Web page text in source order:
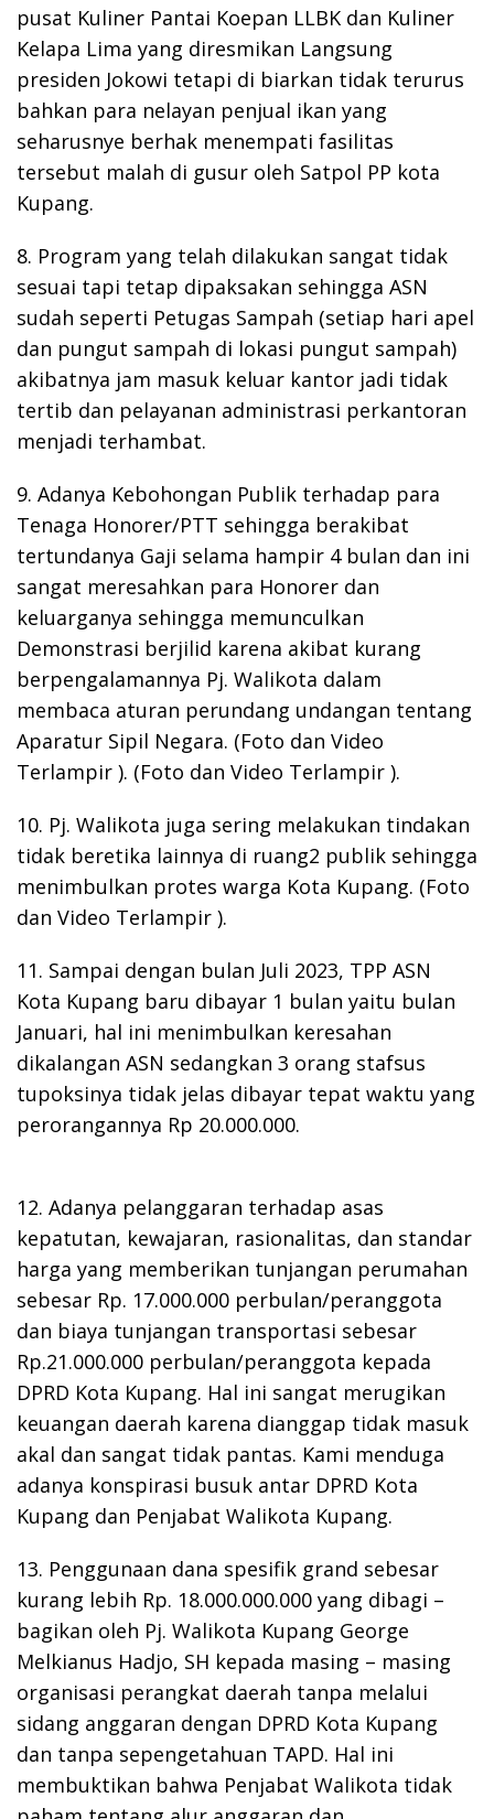
pusat Kuliner Pantai Koepan LLBK dan Kuliner
Kelapa Lima yang diresmikan Langsung
presiden Jokowi tetapi di biarkan tidak terurus
bahkan para nelayan penjual ikan yang
seharusnye berhak menempati fasilitas
tersebut malah di gusur oleh Satpol PP kota
Kupang.
8. Program yang telah dilakukan sangat tidak
sesuai tapi tetap dipaksakan sehingga ASN
sudah seperti Petugas Sampah (setiap hari apel
dan pungut sampah di lokasi pungut sampah)
akibatnya jam masuk keluar kantor jadi tidak
tertib dan pelayanan administrasi perkantoran
menjadi terhambat.
9. Adanya Kebohongan Publik terhadap para
Tenaga Honorer/PTT sehingga berakibat
tertundanya Gaji selama hampir 4 bulan dan ini
sangat meresahkan para Honorer dan
keluarganya sehingga memunculkan
Demonstrasi berjilid karena akibat kurang
berpengalamannya Pj. Walikota dalam
membaca aturan perundang undangan tentang
Aparatur Sipil Negara. (Foto dan Video
Terlampir ). (Foto dan Video Terlampir ).
10. Pj. Walikota juga sering melakukan tindakan
tidak beretika lainnya di ruang2 publik sehingga
menimbulkan protes warga Kota Kupang. (Foto
dan Video Terlampir ).
11. Sampai dengan bulan Juli 2023, TPP ASN
Kota Kupang baru dibayar 1 bulan yaitu bulan
Januari, hal ini menimbulkan keresahan
dikalangan ASN sedangkan 3 orang stafsus
tupoksinya tidak jelas dibayar tepat waktu yang
perorangannya Rp 20.000.000.
12. Adanya pelanggaran terhadap asas
kepatutan, kewajaran, rasionalitas, dan standar
harga yang memberikan tunjangan perumahan
sebesar Rp. 17.000.000 perbulan/peranggota
dan biaya tunjangan transportasi sebesar
Rp.21.000.000 perbulan/peranggota kepada
DPRD Kota Kupang. Hal ini sangat merugikan
keuangan daerah karena dianggap tidak masuk
akal dan sangat tidak pantas. Kami menduga
adanya konspirasi busuk antar DPRD Kota
Kupang dan Penjabat Walikota Kupang.
13. Penggunaan dana spesifik grand sebesar
kurang lebih Rp. 18.000.000.000 yang dibagi –
bagikan oleh Pj. Walikota Kupang George
Melkianus Hadjo, SH kepada masing – masing
organisasi perangkat daerah tanpa melalui
sidang anggaran dengan DPRD Kota Kupang
dan tanpa sepengetahuan TAPD. Hal ini
membuktikan bahwa Penjabat Walikota tidak